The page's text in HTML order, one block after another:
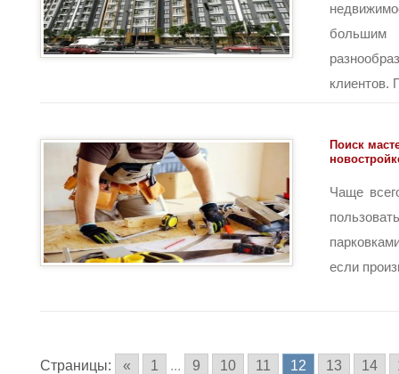
клиентов.
Поиск
Чаще
если
Страницы: « 1 ... 9 10 11 12 13 14